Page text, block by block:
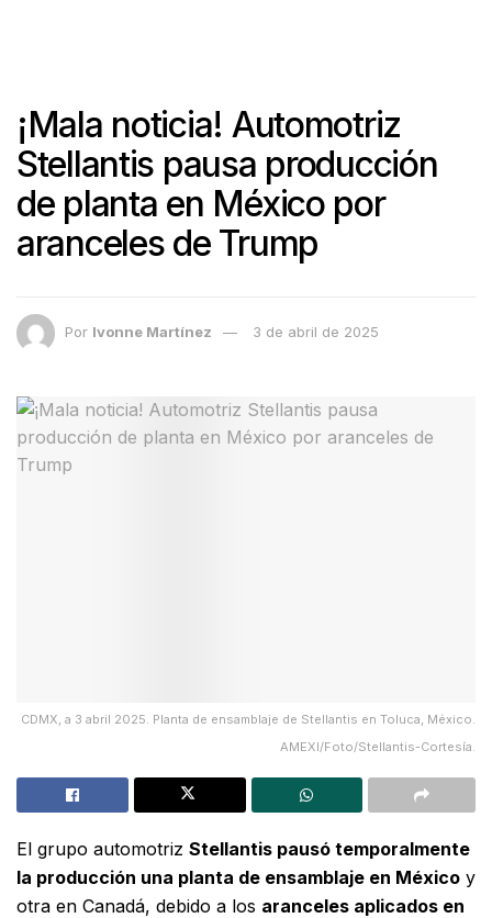
¡Mala noticia! Automotriz
Stellantis pausa producción
de planta en México por
aranceles de Trump
Por Ivonne Martínez 3 de abril de 2025
CDMX, a 3 abril 2025. Planta de ensamblaje de Stellantis en Toluca, México.
AMEXI/Foto/Stellantis-Cortesía.
El grupo automotriz Stellantis pausó temporalmente
la producción una planta de ensamblaje en México y
otra en Canadá, debido a los aranceles aplicados en